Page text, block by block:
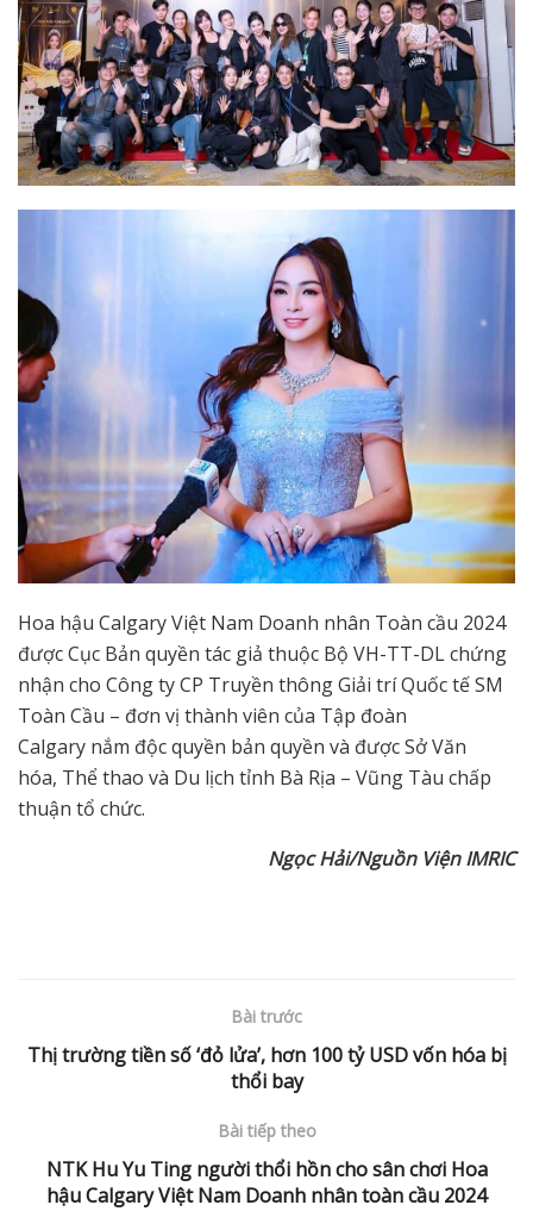
Hoa hậu Calgary Việt Nam Doanh nhân Toàn cầu 2024
được Cục Bản quyền tác giả thuộc Bộ VH-TT-DL chứng
nhận cho Công ty CP Truyền thông Giải trí Quốc tế SM
Toàn Cầu – đơn vị thành viên của Tập đoàn
Calgary nắm độc quyền bản quyền và được Sở Văn
hóa, Thể thao và Du lịch tỉnh Bà Rịa – Vũng Tàu chấp
thuận tổ chức.
Ngọc Hải/Nguồn Viện IMRIC
Bài trước
Thị trường tiền số ‘đỏ lửa’, hơn 100 tỷ USD vốn hóa bị
thổi bay
Bài tiếp theo
NTK Hu Yu Ting người thổi hồn cho sân chơi Hoa
hậu Calgary Việt Nam Doanh nhân toàn cầu 2024